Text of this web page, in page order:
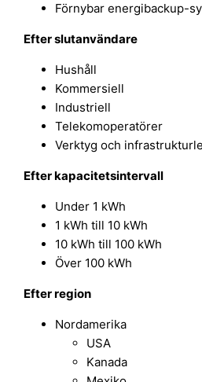
Förnybar energibackup-
Efter slutanvändare
Hushåll
Kommersiell
Industriell
Telekomoperatörer
Verktyg och
Efter kapacitetsintervall
Under 1 kWh
1 kWh till 10 kWh
10 kWh till 100 kWh
Över 100 kWh
Efter region
Nordamerika
USA
Kanada